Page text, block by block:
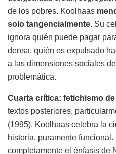
de los pobres. Koolhaas
solo tangencialmente. Su
ignora quién puede pagar
densa, quién es expulsado
a las dimensiones sociales
problemática.
Cuarta crítica: fetichismo
textos posteriores,
(1995), Koolhaas celebra la
historia, puramente
completamente el énfasis de